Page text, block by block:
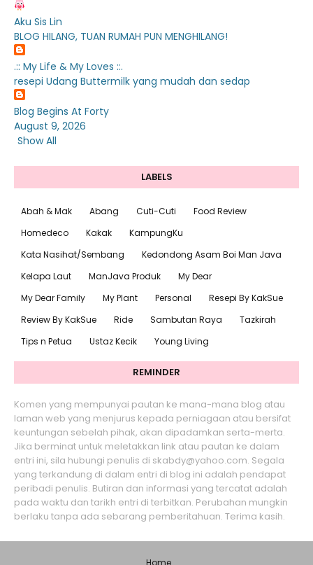
Aku Sis Lin
BLOG HILANG, TUAN RUMAH PUN MENGHILANG!
.:: My Life & My Loves ::.
resepi Udang Buttermilk yang mudah dan sedap
Blog Begins At Forty
August 9, 2026
Show All
LABELS
Abah & Mak Abang Cuti-Cuti
Food Review
Homedeco
Kakak
KampungKu
Kata Nasihat/Sembang
Kedondong Asam Boi Man Java
Kelapa Laut
ManJava Produk
My Dear
My Dear Family
My Plant Personal
Resepi By KakSue
Review By KakSue
Ride Sambutan Raya
Tazkirah
Tips n Petua
Ustaz Kecik Young Living
REMINDER
Komen yang mempunyai pautan ke mana-mana blog atau
laman web yang menjurus kepada perniagaan atau bersifat
keuntungan sebelah pihak, akan dipadamkan serta-merta.
Jika berminat untuk meletakkan link atau pautan ke dalam
entri ini, sila hubungi penulis di skabdy@yahoo.com. Segala
yang terkandung di dalam entri di blog ini adalah pendapat
peribadi penulis. Butiran dan informasi yang tercatat adalah
pada waktu dan tarikh entri di terbitkan. Perubahan mungkin
berlaku tanpa ada sebarang pemberitahuan. Terima kasih.